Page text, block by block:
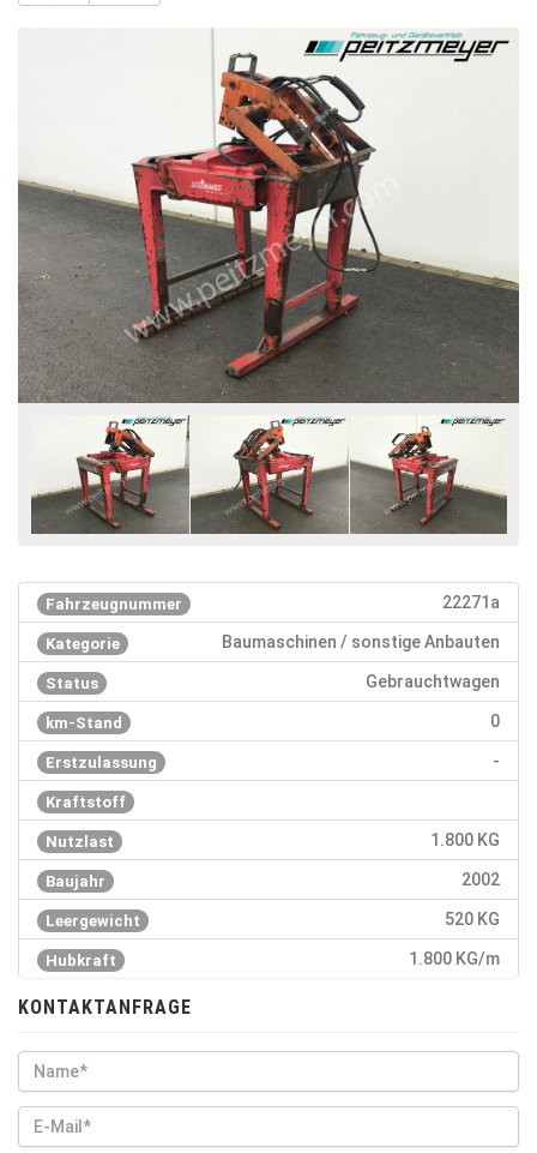
Fahrzeugnummer 22271a
Kategorie Baumaschinen / sonstige Anbauten
Status Gebrauchtwagen
km-Stand 0
Erstzulassung -
Kraftstoff
Nutzlast 1.800 KG
Baujahr 2002
Leergewicht 520 KG
Hubkraft 1.800 KG/m
KONTAKTANFRAGE